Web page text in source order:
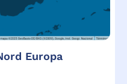
Europa